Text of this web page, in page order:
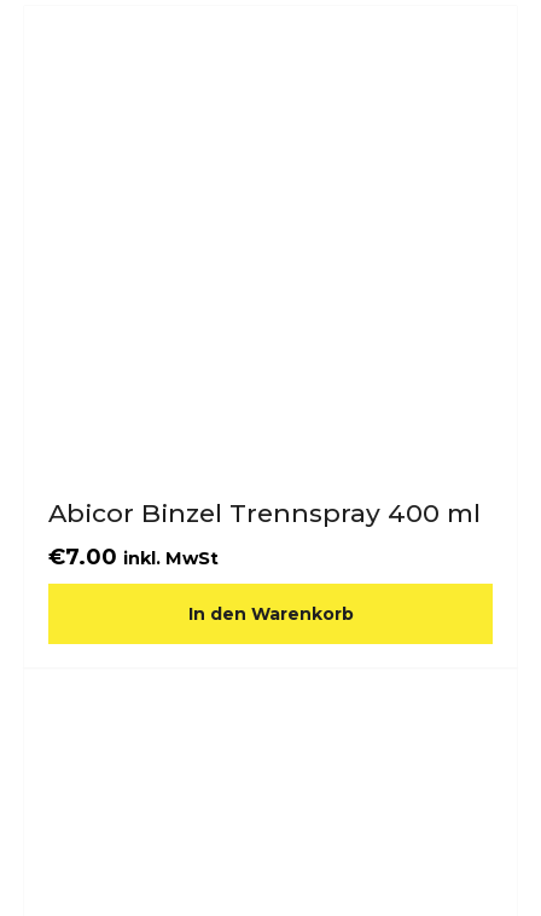
Abicor Binzel Trennspray 400 ml
€7.00 inkl. MwSt
In den Warenkorb